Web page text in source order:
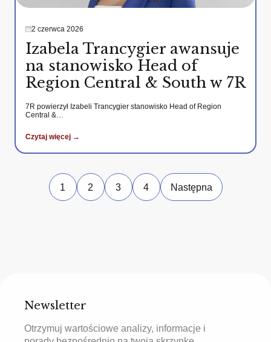
2 czerwca 2026
Izabela Trancygier awansuje
na stanowisko Head of
Region Central & South w 7R
7R powierzył Izabeli Trancygier stanowisko Head of Region
Central &…
Czytaj więcej →
1 2 3 4 Następna
Newsletter
Otrzymuj wartościowe analizy, informacje i